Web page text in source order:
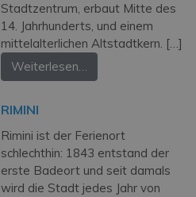
Stadtzentrum, erbaut Mitte des
14. Jahrhunderts, und einem
mittelalterlichen Altstadtkern. […]
Weiterlesen…
RIMINI
Rimini ist der Ferienort
schlechthin: 1843 entstand der
erste Badeort und seit damals
wird die Stadt jedes Jahr von